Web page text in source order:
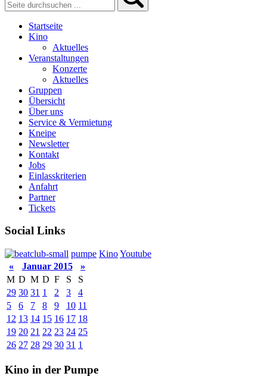
Startseite
Kino
Aktuelles
Veranstaltungen
Konzerte
Aktuelles
Gruppen
Übersicht
Über uns
Service & Vermietung
Kneipe
Newsletter
Kontakt
Jobs
Einlasskriterien
Anfahrt
Partner
Tickets
Social Links
pumpe KinoYoutube
«
Januar 2015
»
M D M D F S
S
29 30 31 1 2 3
4
5
6 7 8 9 10 11
12 13 14 15 16 17 18
19 20 21 22 23 24 25
26 27 28 29 30 31 1
Kino in der Pumpe